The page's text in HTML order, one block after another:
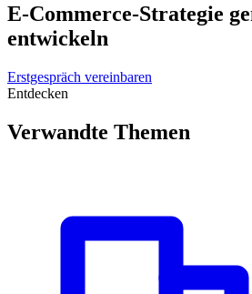
E-Commerce-Strategie
entwickeln
Erstgespräch vereinbaren
Entdecken
Verwandte Themen